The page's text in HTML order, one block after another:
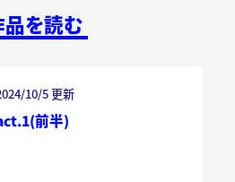
を読む
10/5 更新
前半)